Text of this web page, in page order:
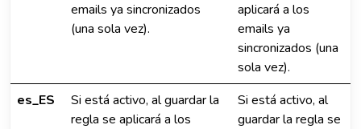
emails ya sincronizados
(una sola vez).
aplicará a los
emails ya
sincronizados (una
sola vez).
es_ES
Si está activo, al guardar la
regla se aplicará a los
Si está activo, al
guardar la regla se